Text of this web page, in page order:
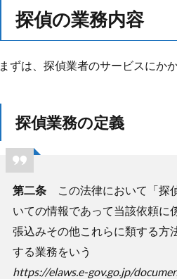
書
に
明
さ
費
用
4.1
調査
員の
費
4.2
調査
員の
探偵の業務内容
まずは、探偵業者のサービスにか
探偵業務の定義
第二条 この法律において「探
いての情報であって当該依頼に
張込みその他これらに類する方
する業務をいう
https://elaws.e-gov.go.jp/